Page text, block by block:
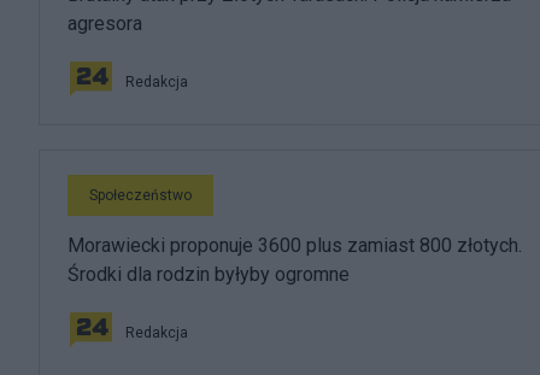
agresora
Redakcja
Społeczeństwo
Morawiecki proponuje 3600 plus zamiast 800 złotych.
Środki dla rodzin byłyby ogromne
Redakcja